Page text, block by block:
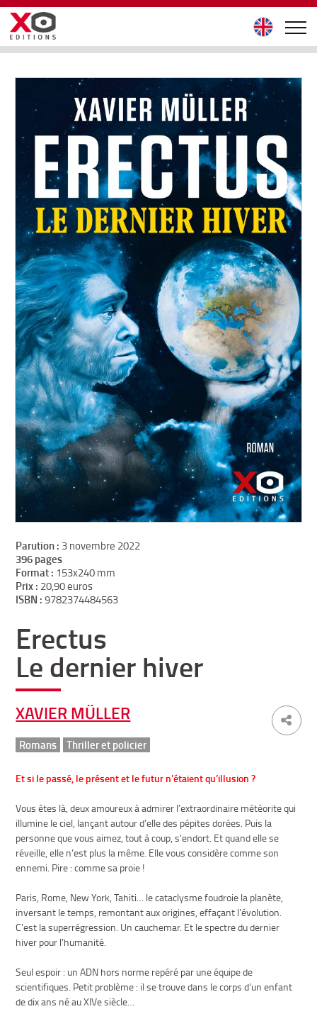
Parution : 3 novembre 2022
396 pages
Format : 153x240 mm
Prix : 20,90 euros
ISBN : 9782374484563
Erectus
Le dernier hiver
XAVIER MÜLLER
Romans Thriller et policier
Et si le passé, le présent et le futur n’étaient qu’illusion ?
Vous êtes là, deux amoureux à admirer l’extraordinaire météorite qui
illumine le ciel, lançant autour d’elle des pépites dorées. Puis la
personne que vous aimez, tout à coup, s’endort. Et quand elle se
réveille, elle n’est plus la même. Elle vous considère comme son
ennemi. Pire : comme sa proie !
Paris, Rome, New York, Tahiti… le cataclysme foudroie la planète,
inversant le temps, remontant aux origines, effaçant l’évolution.
C’est la superrégression. Un cauchemar. Et le spectre du dernier
hiver pour l’humanité.
Seul espoir : un ADN hors norme repéré par une équipe de
scientifiques. Petit problème : il se trouve dans le corps d’un enfant
de dix ans né au XIVesiècle…